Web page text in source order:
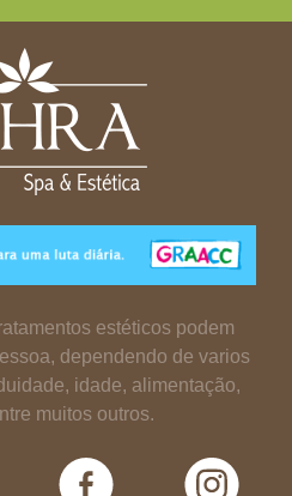
estéticos podem
dependendo de varios
idade, alimentação,
muitos outros.